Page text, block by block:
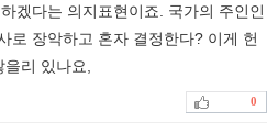
겠다는 의지표현이죠. 국가의 주인인
로 장악하고 혼자 결정한다? 이게 헌
을리 있나요,
0